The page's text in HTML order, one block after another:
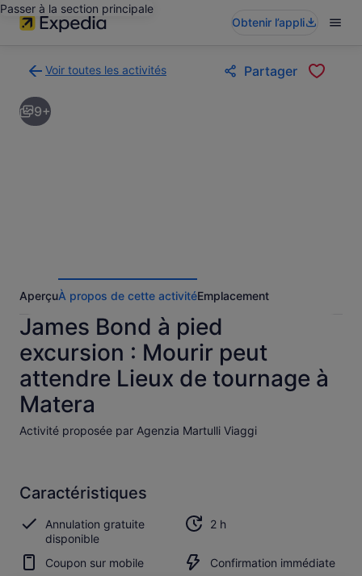
Passer à la section principale
Obtenir l’appli
Voir toutes les activités
à
la
page
Partager
9+
AperçuÀ propos de cette activitéEmplacement
James Bond à pied
excursion : Mourir peut
attendre Lieux de tournage à
Matera
Activité proposée par Agenzia Martulli Viaggi
Caractéristiques
Annulation gratuite
disponible
2 h
Coupon sur mobile
Confirmation immédiate